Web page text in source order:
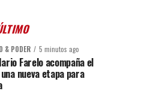
& PODER 5 minutos ago
Farelo acompaña el
nueva etapa para